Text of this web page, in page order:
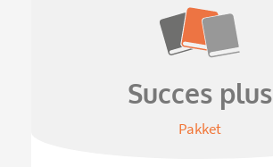
Succes plus
Pakket